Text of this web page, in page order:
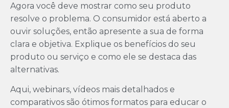
Agora você deve mostrar como seu produto
resolve o problema. O consumidor está aberto a
ouvir soluções, então apresente a sua de forma
clara e objetiva. Explique os benefícios do seu
produto ou serviço e como ele se destaca das
alternativas.
Aqui, webinars, vídeos mais detalhados e
comparativos são ótimos formatos para educar o